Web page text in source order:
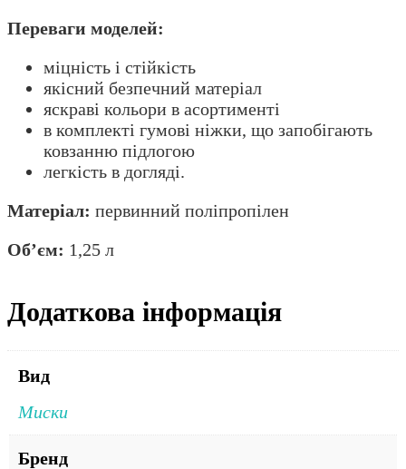
Переваги моделей:
міцність і стійкість
якісний безпечний матеріал
яскраві кольори в асортименті
в комплекті гумові ніжки, що запобігають
ковзанню підлогою
легкість в догляді.
Матеріал: первинний поліпропілен
Об’єм: 1,25 л
Додаткова інформація
Вид
Миски
Бренд